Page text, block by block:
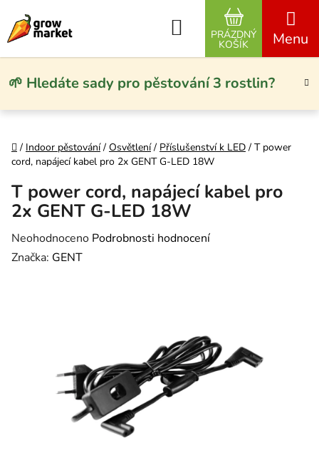
🌱 Hledáte sady pro pěstování 3 rostlin?
Hledat
NÁKUPNÍ
PRÁZDNÝ
KOŠÍK
Domů
/ Indoor pěstování / Osvětlení / Příslušenství k LED / T power
cord, napájecí kabel pro 2x GENT G-LED 18W
T power cord, napájecí kabel pro
2x GENT G-LED 18W
Průměrné hodnocení produktu je 0,0 z 5 hvězdiček.
Neohodnoceno Podrobnosti hodnocení
Značka: GENT